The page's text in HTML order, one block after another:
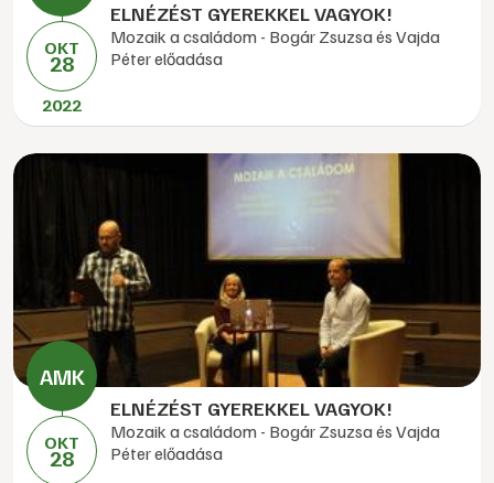
OKT
28
2022
ELNÉZÉST GYEREKKEL VAGYOK!
Mozaik a családom - Bogár Zsuzsa és Vajda
Péter előadása
OKT
28
ELNÉZÉST GYEREKKEL VAGYOK!
Mozaik a családom - Bogár Zsuzsa és Vajda
Péter előadása